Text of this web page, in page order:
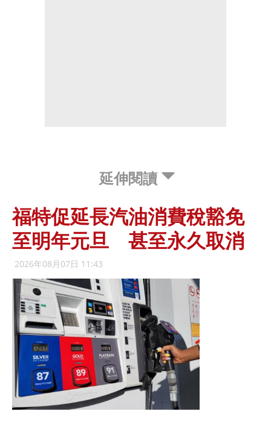
延伸閱讀
福特促延長汽油消費稅豁免
至明年元旦 甚至永久取消
2026年08月07日 11:43